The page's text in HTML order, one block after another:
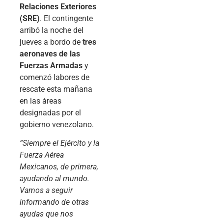
Relaciones Exteriores
(SRE). El contingente
arribó la noche del
jueves a bordo de tres
aeronaves de las
Fuerzas Armadas y
comenzó labores de
rescate esta mañana
en las áreas
designadas por el
gobierno venezolano.
“Siempre el Ejército y la
Fuerza Aérea
Mexicanos, de primera,
ayudando al mundo.
Vamos a seguir
informando de otras
ayudas que nos